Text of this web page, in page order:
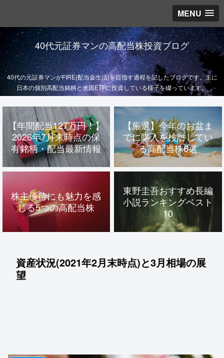
MENU
40代元証券マンの高配当株投資ブログ
40代の元証券マンがFIRE(配当金生活)を目指す過程を記したブログです。主に
日本の個別高配当銘柄と米国ETFに投資している様子を綴っています。
【年間配当127万円！】
2026年7月末時点の保
有銘柄・配当最新情報
【厳選】今年のお盆ま
でに購入を検討してい
る高配当株6選
株主優待にも魅力を感
じる5つの高配当株
東野圭吾おすすめ長編
小説ランキングベスト
10
資産状況(2021年2月末時点)と3月相場の展
望